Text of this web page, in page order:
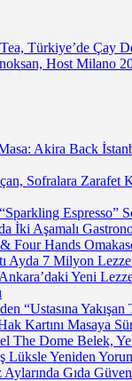
Türkiye’de Çay
Host Milano
Akira Back
Sofralara Zarafet
Espresso”
İki Aşamalı
Four Hands
Ayda 7 Milyon
Yeni
“Ustasına Yakışan
Kartını Masaya
The Dome Belek,
Lüksle Yeniden
Gıda